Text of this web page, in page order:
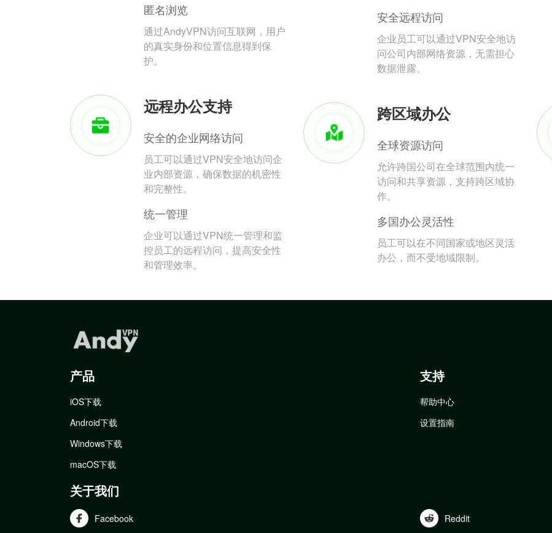
匿名浏览
通过AndyVPN访问互联网，用户
的真实身份和位置信息得到保
护。
安全远程访问
企业员工可以通过VPN安全地访
问公司内部网络资源，无需担心
数据泄露。
远程办公支持
安全的企业网络访问
员工可以通过VPN安全地访问企
业内部资源，确保数据的机密性
和完整性。
统一管理
企业可以通过VPN统一管理和监
控员工的远程访问，提高安全性
和管理效率。
跨区域办公
全球资源访问
允许跨国公司在全球范围内统一
访问和共享资源，支持跨区域协
作。
多国办公灵活性
员工可以在不同国家或地区灵活
办公，而不受地域限制。
产品
iOS下载
Android下载
Windows下载
macOS下载
支持
帮助中心
设置指南
关于我们
Facebook Reddit